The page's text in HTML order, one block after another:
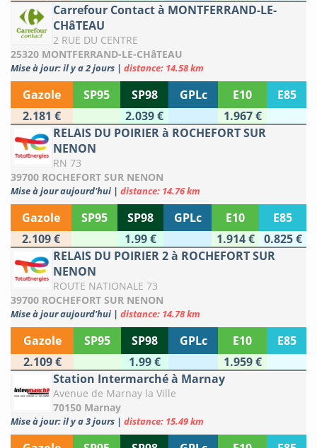
Carrefour Contact à MONTFERRAND-LE-
CHâTEAU
2 RUE DU CENTRE
25320 MONTFERRAND-LE-CHâTEAU
Mise à jour: il y a 2 jours | distance: 14.58 km
Gazole SP95 SP98 GPLc E10
E85
2.181 €
2.039 €
1.967 €
RELAIS DU POIRIER à ROCHEFORT SUR
NENON
RN 73
39700 ROCHEFORT SUR NENON
Mise à jour aujourd'hui | distance: 14.76 km
Gazole SP95 SP98 GPLc E10
E85
2.109 €
1.99 € 1.914 €
0.825 €
RELAIS DU POIRIER 2 à ROCHEFORT SUR
NENON
ROUTE NATIONALE 73
39700 ROCHEFORT SUR NENON
Mise à jour aujourd'hui | distance: 14.78 km
Gazole SP95 SP98 GPLc E10
E85
2.109 €
1.99 €
1.959 €
Station Intermarché à Marnay
Avenue de Marnay la Ville
70150 Marnay
Mise à jour: il y a 3 jours | distance: 15.49 km